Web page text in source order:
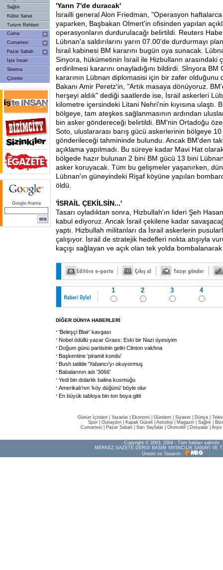
Sağlık
Kültür Sanat
Turizm Rehberi
Cuma
Cumartesi
Pazar Sabah
İşte İnsan
Sinema
Çizerler
Google Arama
'Yarın 7'de duracak'
İsrailli general Alon Friedman, "Operasyon haftalarca
yaparken, Başbakan Olmert'in ofisinden yapılan
operasyonların durdurulacağı belirtildi. Reuters
Lübnan'a saldırılarını yarın 07.00'de durdurmayı
İsrail kabinesi BM kararını bugün oya sunacak.
Sinyora, hükümetinin İsrail ile Hizbullann arasındaki
erdirilmesi kararını onayladığını bildirdi. Sİnyora BM
kararının Lübnan diplomasisi için bir zafer olduğunu
Bakanı Amir Peretz'in, "Artık masaya dönüyoruz.
herşeyi aldık" dediği saatlerde ise, İsrail askerleri
kilometre içersindeki Litani Nehri'nin kıyısına ulaştı.
bölgeye, tam ateşkes sağlanmasının ardından
bin asker göndereceği belirtildi. BM'nin Ortadoğu
Soto, uluslararası barış gücü askerlerinin bölgeye
gönderileceği tahmininde bulundu. Ancak BM'den
açıklama yapılmadı. Bu süreye kadar Mavi Hat olarak
bölgede hazır bulunan 2 bini BM gücü 13 bini
asker koruyacak. Tüm bu gelişmeler yaşanırken,
Lübnan'ın güneyindeki Rişaf köyüne yapılan
öldü.
'İSRAİL ÇEKİLSİN...'
Tasarı oyladıktan sonra, Hizbullah'ın lideri Şeh
kabul ediyoruz. Ancak İsrail çekilene kadar
yaptı. Hizbullah militanları da İsrail askerlerin
çalışıyor. İsrail de stratejik hedefleri nokta atışıyla
kaçışı sağlayan ve açık olan tek yolda bombalanarak
1 2 3 4
DİĞER DÜNYA HABERLERİ
'Beleşçi Blair' kavgası
Nobel ödüllü yazar Grass: Eski bir Nazi üyesiyim
Doğum günü partisinin geliri Clinton vakfına
Başkentine 'piramit kondu'
Bush tatilde 'Yabancı'yı okuyormuş
Babalarının adı '3066'
Yedi bin dolarlık balina kusmuğu
Amerikalı'nın 'köy düğünü' böyle olur
En büyük tabloya bin ton boya gitti
Günün İçinden Yazarlar Ekonomi Gündem Siyaset Dünya |
Spor
Günaydın Kapak Güzeli Astroloji Magazin Sağlık
Cumartesi
Pazar Sabah Sarı Sayfalar Otomobil Dosyalar Arşiv
Copyright © 2003, 2004 - Tüm hakları saklıdır.
MERKEZ GAZETE DERGİ BASIM YAYINCILIK SANAYİ VE
Üretim ve Tasarım